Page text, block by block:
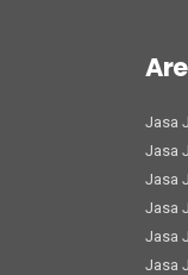
Jasa
Jasa
Jasa
Jasa
Jasa
Jasa